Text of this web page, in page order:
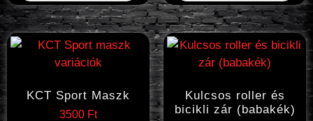
KCT Sport Maszk
3500 Ft
Kulcsos roller és
bicikli zár (babakék)